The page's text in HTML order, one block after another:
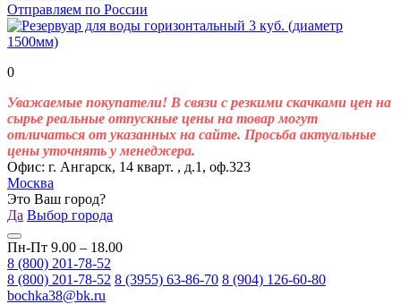
Отправляем по России
0
Уважаемые покупатели! В связи с резкими скачками цен на
сырье реальные отпускные цены на товар могут
отличаться от указанных на сайте. Просьба актуальные
цены уточнять у менеджера.
Офис: г. Ангарск, 14 кварт. , д.1, оф.323
Москва
Это Ваш город?
Да Выбор города
Пн-Пт 9.00 – 18.00
8 (800) 201-78-52
8 (800) 201-78-52 8 (3955) 63-86-70 8 (904) 126-60-80
bochka38@bk.ru